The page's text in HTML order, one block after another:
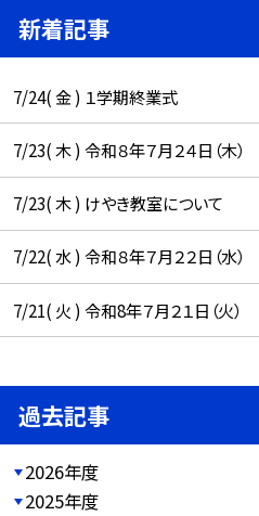
新着記事
7/24( 金 ) １学期終業式
7/23( 木 ) 令和８年７月２４日（木）
7/23( 木 ) けやき教室について
7/22( 水 ) 令和８年７月２２日（水）
7/21( 火 ) 令和8年７月２１日（火）
過去記事
2026年度
2025年度